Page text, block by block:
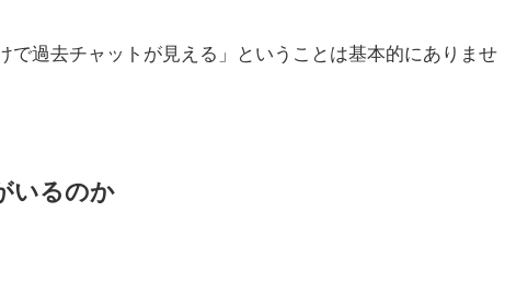
過去チャットが見える」ということは基本的にありませ
いるのか